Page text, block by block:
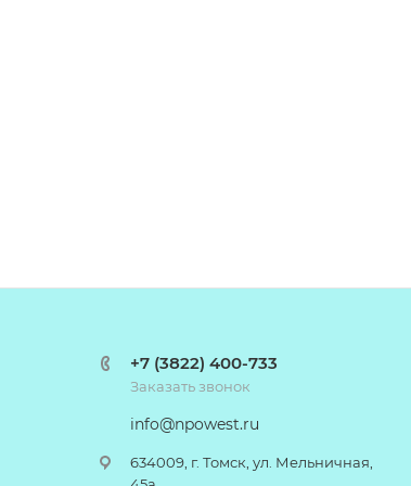
+7 (3822) 400-733
Заказать звонок
info@npowest.ru
634009, г. Томск, ул. Мельничная,